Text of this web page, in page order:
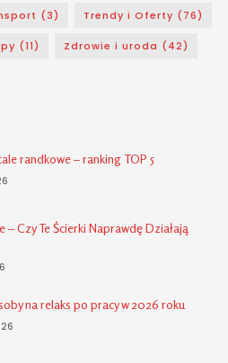
(3) Trendy i Oferty (76)
(11) Zdrowie i uroda (42)
randkowe – ranking TOP 5
– Czy Te Ścierki Naprawdę Działają
na relaks po pracy w 2026 roku